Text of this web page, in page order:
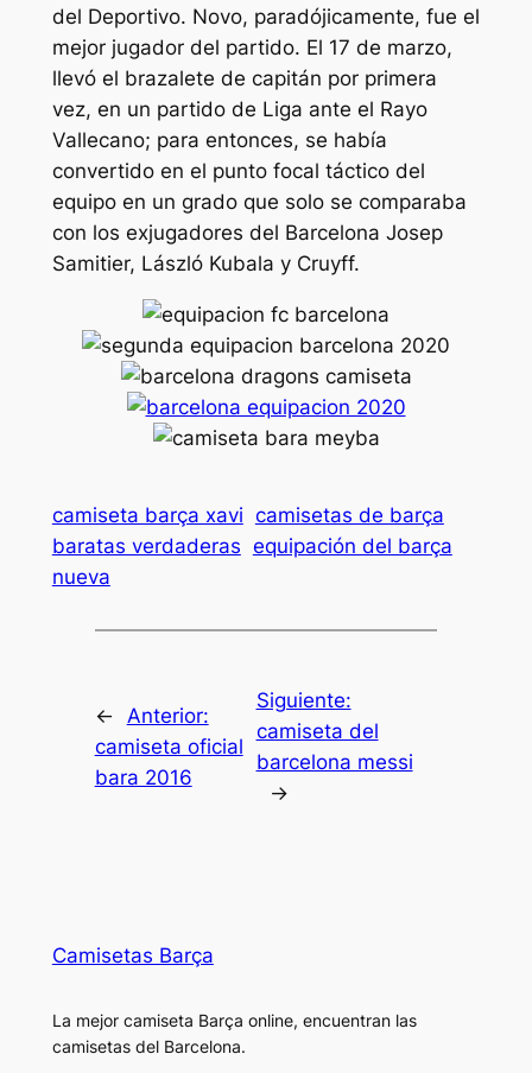
del Deportivo. Novo, paradójicamente, fue el
mejor jugador del partido. El 17 de marzo,
llevó el brazalete de capitán por primera
vez, en un partido de Liga ante el Rayo
Vallecano; para entonces, se había
convertido en el punto focal táctico del
equipo en un grado que solo se comparaba
con los exjugadores del Barcelona Josep
Samitier, László Kubala y Cruyff.
camiseta barça xavi camisetas de barça
baratas verdaderas equipación del barça
nueva
←
Anterior:
camiseta oficial
bara 2016
Siguiente:
camiseta del
barcelona messi
→
Camisetas Barça
La mejor camiseta Barça online, encuentran las
camisetas del Barcelona.